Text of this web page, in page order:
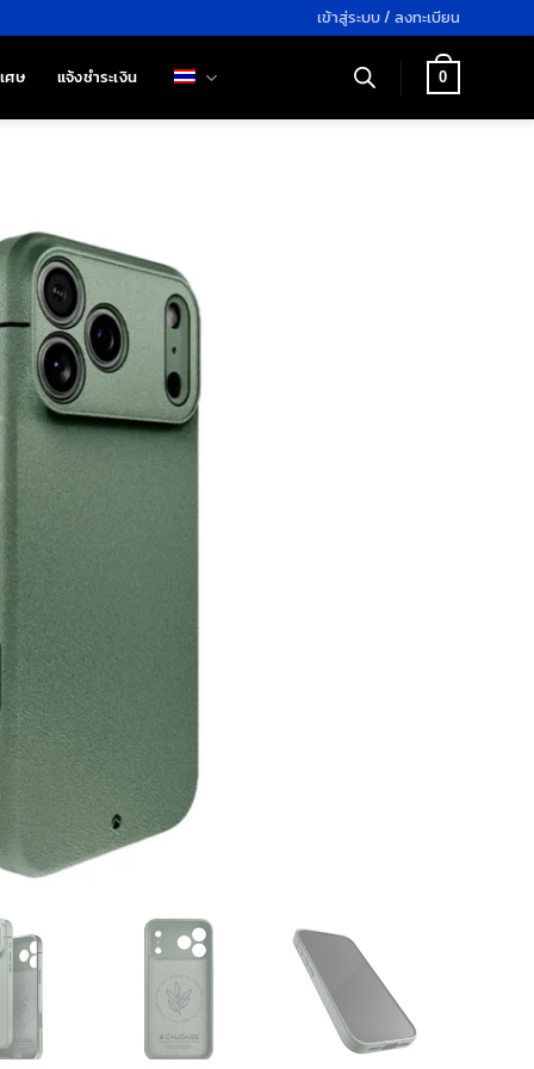
เข้าสู่ระบบ / ลงทะเบียน
ศษ แจ้งชำระเงิน 0